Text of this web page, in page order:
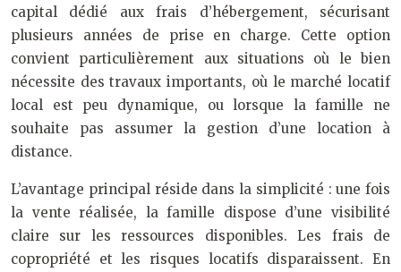
capital dédié aux frais d’hébergement, sécurisant
plusieurs années de prise en charge. Cette option
convient particulièrement aux situations où le bien
nécessite des travaux importants, où le marché locatif
local est peu dynamique, ou lorsque la famille ne
souhaite pas assumer la gestion d’une location à
distance.
L’avantage principal réside dans la simplicité : une fois
la vente réalisée, la famille dispose d’une visibilité
claire sur les ressources disponibles. Les frais de
copropriété et les risques locatifs disparaissent. En